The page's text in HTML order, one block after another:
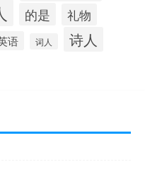
的是
礼物
语 词人 诗人